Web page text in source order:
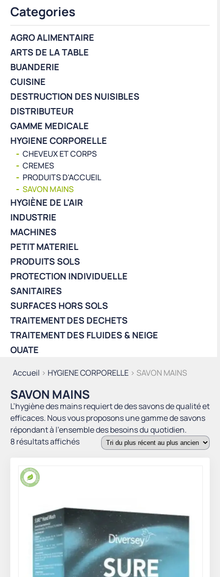
Accueil > HYGIENE CORPORELLE > SAVON MAINS
SAVON MAINS
L’hygiène des mains requiert de des savons de qualité et
efficaces. Nous vous proposons une gamme de savons
répondant à l’ensemble des besoins du quotidien.
8 résultats affichésTrié
ancien
Categories
AGRO ALIMENTAIRE
ARTS DE LA TABLE
BUANDERIE
CUISINE
DESTRUCTION DES NUISIBLES
DISTRIBUTEUR
GAMME MEDICALE
HYGIENE CORPORELLE
CHEVEUX ET CORPS
CREMES
PRODUITS D'ACCUEIL
SAVON MAINS
HYGIÈNE DE L'AIR
INDUSTRIE
MACHINES
PETIT MATERIEL
PRODUITS SOLS
PROTECTION INDIVIDUELLE
SANITAIRES
SURFACES HORS SOLS
TRAITEMENT DES DECHETS
TRAITEMENT DES FLUIDES & NEIGE
OUATE